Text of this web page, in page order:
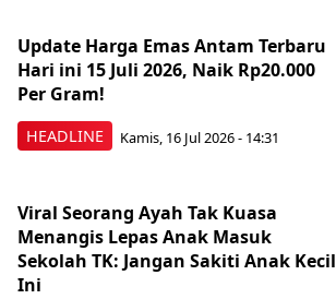
HEADLINE
Update Harga Emas Antam Terbaru
Hari ini 15 Juli 2026, Naik Rp20.000
Per Gram!
Kamis, 16 Jul 2026 - 14:31
Viral Seorang Ayah Tak Kuasa
Menangis Lepas Anak Masuk
Sekolah TK: Jangan Sakiti Anak Kecil
Ini